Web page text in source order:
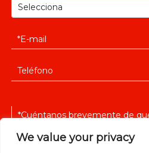
We value your privacy